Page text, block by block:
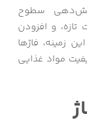
سطوح
و افزودن
زمینه، فاژها
مواد غذایی